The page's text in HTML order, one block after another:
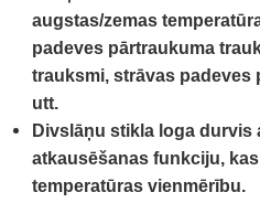
augstas/zemas
padeves pārtraukuma
trauksmi, strāvas padeves
utt.
Divslāņu stikla loga durvis
atkausēšanas funkciju,
temperatūras vienmērību.